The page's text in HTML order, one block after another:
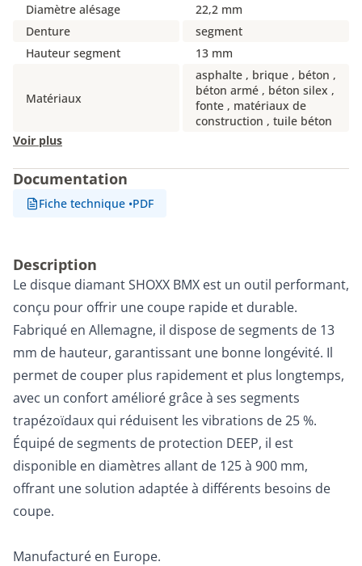
Diamètre alésage
22,2 mm
Denture
segment
Hauteur segment
13 mm
Matériaux
asphalte , brique , béton ,
béton armé , béton silex ,
fonte , matériaux de
construction , tuile béton
Voir plus
Documentation
Fiche technique •PDF
Description
Le disque diamant SHOXX BMX est un outil performant,
conçu pour offrir une coupe rapide et durable.
Fabriqué en Allemagne, il dispose de segments de 13
mm de hauteur, garantissant une bonne longévité. Il
permet de couper plus rapidement et plus longtemps,
avec un confort amélioré grâce à ses segments
trapézoïdaux qui réduisent les vibrations de 25 %.
Équipé de segments de protection DEEP, il est
disponible en diamètres allant de 125 à 900 mm,
offrant une solution adaptée à différents besoins de
coupe.
Manufacturé en Europe.